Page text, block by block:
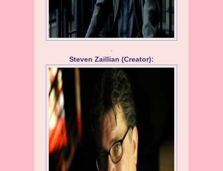
Steven Zaillian (Creator):